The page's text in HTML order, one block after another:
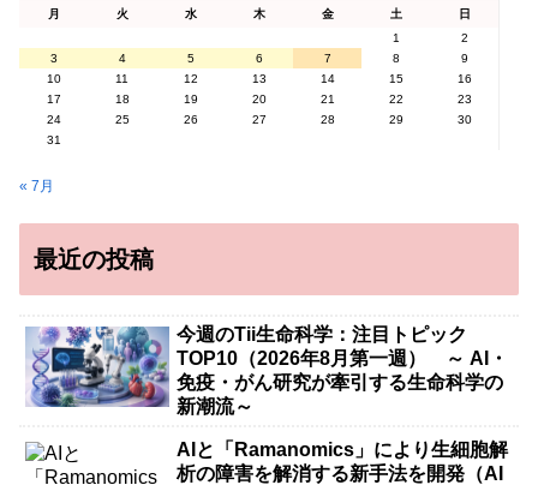
月 火 水 木 金 土
日
1
2
3
4 5 6 7 8
9
10
11 12 13 14 15
16
17
18 19 20 21 22
23
24
25 26 27 28 29
30
31
« 7月
最近の投稿
今週のTii生命科学：注目トピック
TOP10（2026年8月第一週） ～ AI・
免疫・がん研究が牽引する生命科学の
新潮流～
AIと「Ramanomics」により生細胞解
析の障害を解消する新手法を開発（AI